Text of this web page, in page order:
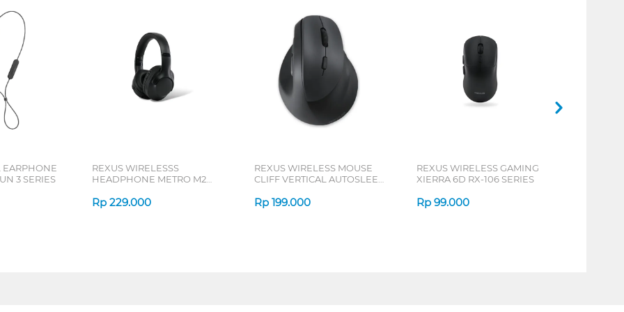
EARPHONE
3 SERIES
REXUS WIRELESSS
HEADPHONE METRO M2
Rp 229.000
REXUS WIRELESS MOUSE
CLIFF VERTICAL AUTOSLEEP
Rp 199.000
REXUS WIRELESS GAMING
XIERRA 6D RX-106 SERIES
Rp 99.000